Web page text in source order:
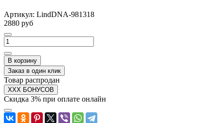
Артикул: LindDNA-981318
2880 руб
В корзину
Заказ в один клик
Товар распродан
XXX БОНУСОВ
Скидка 3% при оплате онлайн